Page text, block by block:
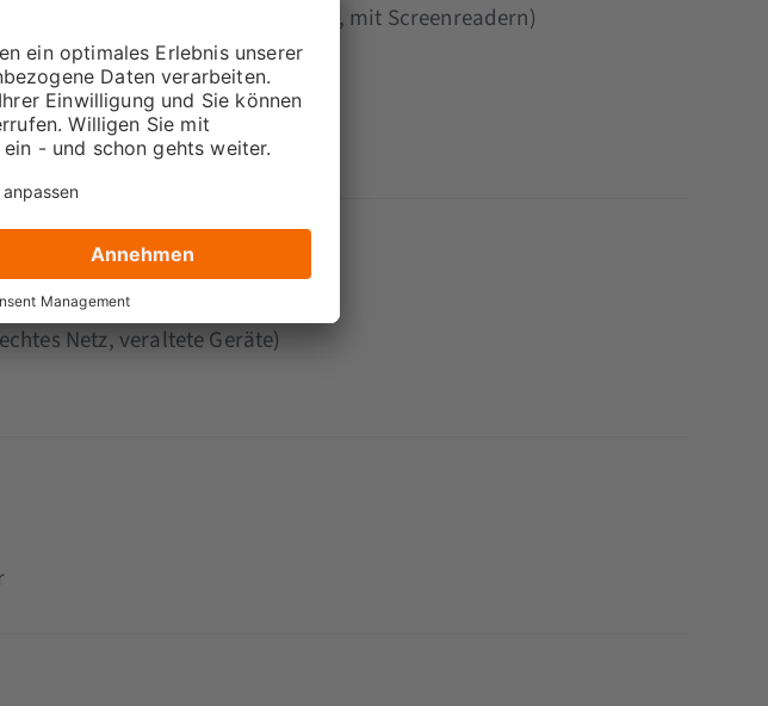
können (z. B. visuell, auditiv, mit Screenreadern)
möglich sein (z. B. Tastatur)
intuitiv sein
Hilfstechnologien funktionieren
Netz, veraltete Geräte)